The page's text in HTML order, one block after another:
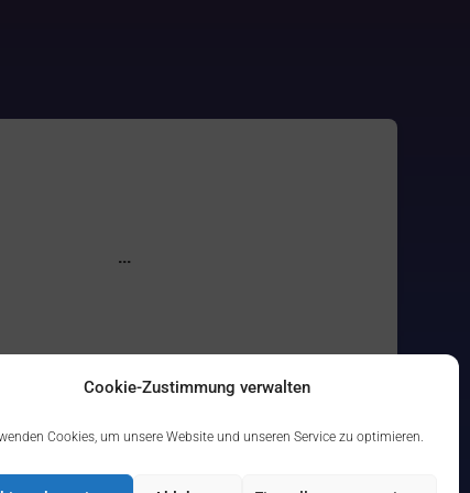
Cookie-Zustimmung verwalten
Cookies, um unsere Website und unseren Service zu optimieren.